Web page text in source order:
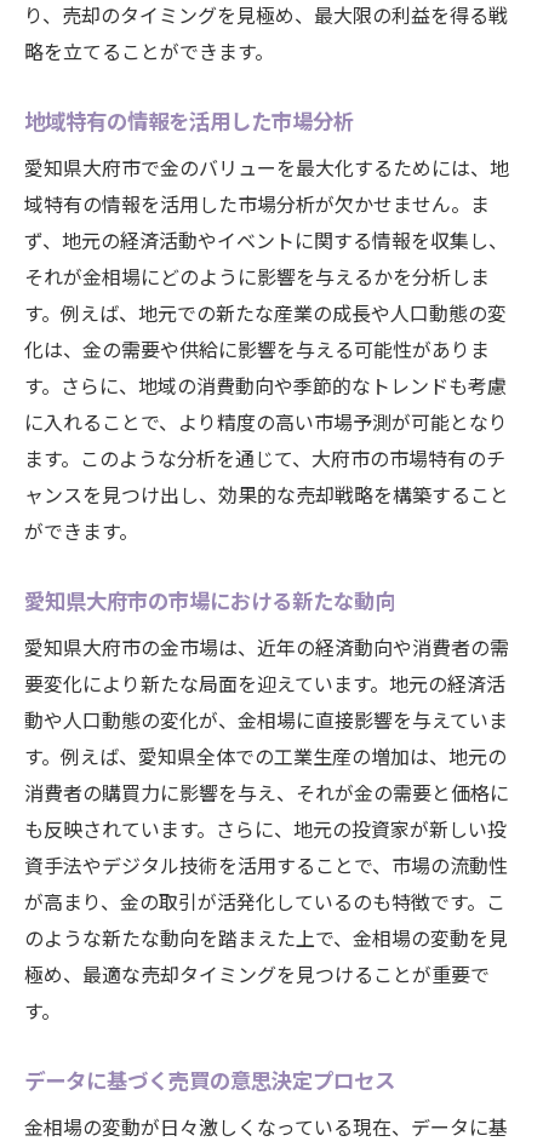
り、売却のタイミングを見極め、最大限の利益を得る戦
略を立てることができます。
地域特有の情報を活用した市場分析
愛知県大府市で金のバリューを最大化するためには、地
域特有の情報を活用した市場分析が欠かせません。ま
ず、地元の経済活動やイベントに関する情報を収集し、
それが金相場にどのように影響を与えるかを分析しま
す。例えば、地元での新たな産業の成長や人口動態の変
化は、金の需要や供給に影響を与える可能性がありま
す。さらに、地域の消費動向や季節的なトレンドも考慮
に入れることで、より精度の高い市場予測が可能となり
ます。このような分析を通じて、大府市の市場特有のチ
ャンスを見つけ出し、効果的な売却戦略を構築すること
ができます。
愛知県大府市の市場における新たな動向
愛知県大府市の金市場は、近年の経済動向や消費者の需
要変化により新たな局面を迎えています。地元の経済活
動や人口動態の変化が、金相場に直接影響を与えていま
す。例えば、愛知県全体での工業生産の増加は、地元の
消費者の購買力に影響を与え、それが金の需要と価格に
も反映されています。さらに、地元の投資家が新しい投
資手法やデジタル技術を活用することで、市場の流動性
が高まり、金の取引が活発化しているのも特徴です。こ
のような新たな動向を踏まえた上で、金相場の変動を見
極め、最適な売却タイミングを見つけることが重要で
す。
データに基づく売買の意思決定プロセス
金相場の変動が日々激しくなっている現在、データに基